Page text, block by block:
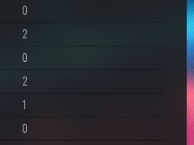
0
2
0
2
1
0